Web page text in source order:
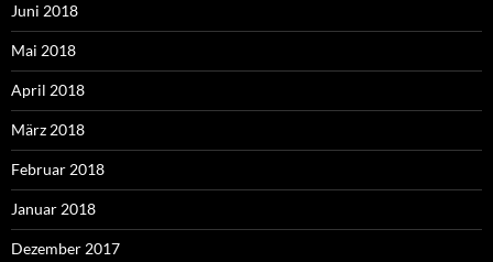
Juni 2018
Mai 2018
April 2018
März 2018
Februar 2018
Januar 2018
Dezember 2017